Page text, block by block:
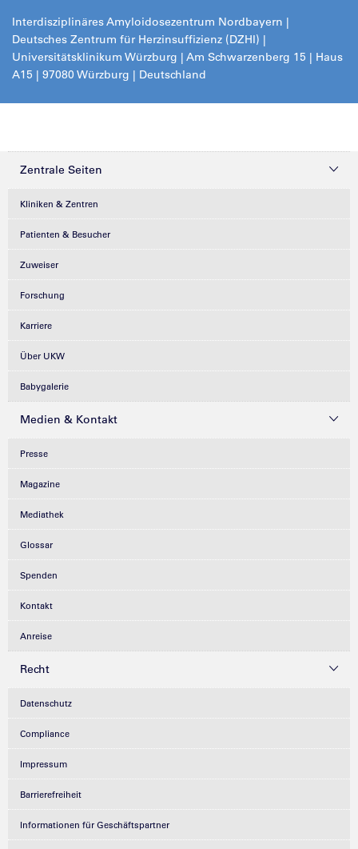
Interdisziplinäres Amyloidosezentrum Nordbayern |
Deutsches Zentrum für Herzinsuffizienz (DZHI) |
Universitätsklinikum Würzburg | Am Schwarzenberg 15 | Haus
A15 | 97080 Würzburg | Deutschland
Zentrale Seiten
Kliniken & Zentren
Patienten & Besucher
Zuweiser
Forschung
Karriere
Über UKW
Babygalerie
Medien & Kontakt
Presse
Magazine
Mediathek
Glossar
Spenden
Kontakt
Anreise
Recht
Datenschutz
Compliance
Impressum
Barrierefreiheit
Informationen für Geschäftspartner